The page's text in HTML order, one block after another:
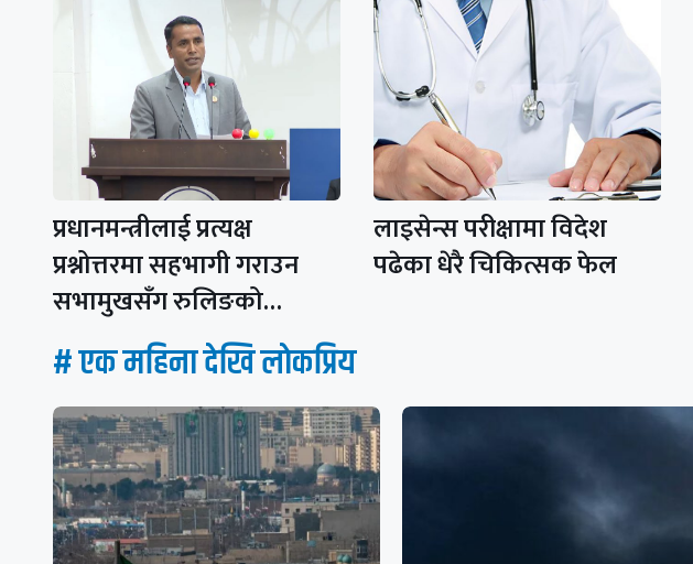
प्रधानमन्त्रीलाई प्रत्यक्ष
प्रश्नोत्तरमा सहभागी गराउन
सभामुखसँग रुलिङको…
लाइसेन्स परीक्षामा विदेश
पढेका धेरै चिकित्सक फेल
# एक महिना देखि लाेकप्रिय